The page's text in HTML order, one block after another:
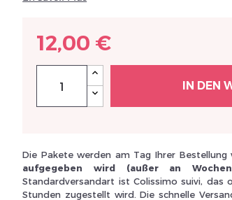
12,00 €
IN DEN
Die Pakete werden am Tag Ihrer Bestellung
aufgegeben wird (außer an
Standardversandart ist Colissimo suivi, das
Stunden zugestellt wird. Die schnelle